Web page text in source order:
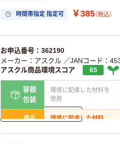
時間帯指定 指定可 ￥385（税込）
お申込番号：362190
メーカー：アスクル ／JANコード：
アスクル商品環境スコア
65
容器
包装
環境に配慮した材料を
使用
商品
環境に配慮した材料
詳しく見る